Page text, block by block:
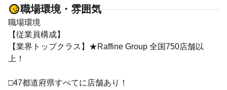
職場環境・雰囲気
職場環境
【従業員構成】
【業界トップクラス】★Raffine Group 全国750店舗以
上！
□47都道府県すべてに店舗あり！